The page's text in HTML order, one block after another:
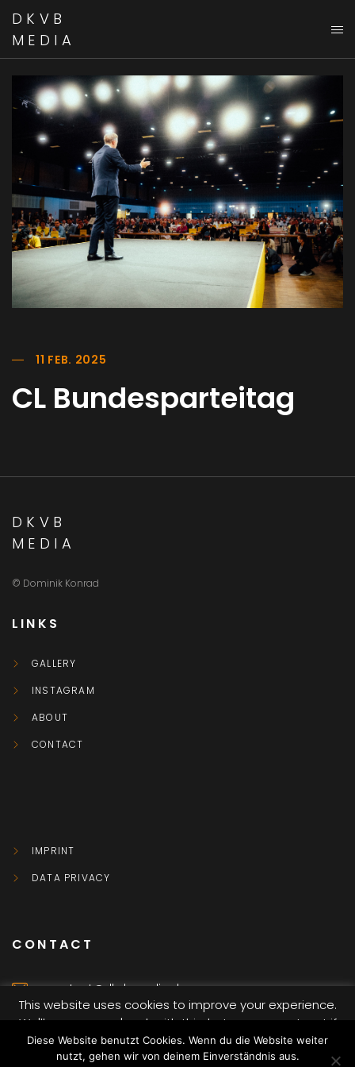
DKVB
MEDIA
11 FEB. 2025
CL Bundesparteitag
DKVB
MEDIA
© Dominik Konrad
LINKS
GALLERY
INSTAGRAM
ABOUT
CONTACT
IMPRINT
DATA PRIVACY
CONTACT
contact@dkvbmedia.de
This website uses cookies to improve your experience.
We'll assume you're ok with this, but you can opt-out if
you wish.
Diese Website benutzt Cookies. Wenn du die Website weiter
nutzt, gehen wir von deinem Einverständnis aus.